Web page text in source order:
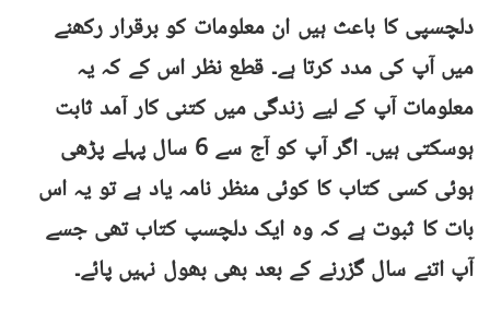
دلچسپی کا باعث ہیں ان معلومات کو برقرار رکھنے
میں آپ کی مدد کرتا ہے۔ قطع نظر اس کے کہ یہ
معلومات آپ کے لیے زندگی میں کتنی کار آمد ثابت
ہوسکتی ہیں۔ اگر آپ کو آج سے 6 سال پہلے پڑھی
ہوئی کسی کتاب کا کوئی منظر نامہ یاد ہے تو یہ اس
بات کا ثبوت ہے کہ وہ ایک دلچسپ کتاب تھی جسے
آپ اتنے سال گزرنے کے بعد بھی بھول نہیں پائے۔